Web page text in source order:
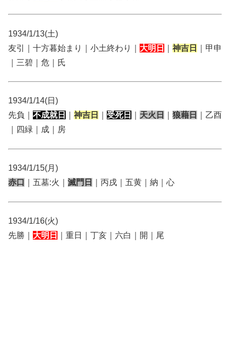
1934/1/13(土)
友引｜十方暮始まり｜小土終わり｜ 大明日 神吉日
｜甲申
｜三碧｜危｜氏
1934/1/14(日)
先負｜ 不成就日 神吉日 受死日 天火日 狼藉日
｜乙酉
｜四緑｜成｜房
1934/1/15(月)
赤口
｜五墓:火｜ 滅門日 ｜丙戌｜五黄｜納｜心
1934/1/16(火)
先勝｜ 大明日 ｜重日｜丁亥｜六白｜開｜尾